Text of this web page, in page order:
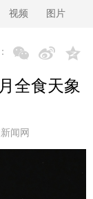
视频 图片
全食天象
闻网